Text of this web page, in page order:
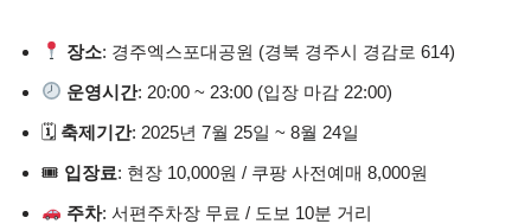
장소: 경주엑스포대공원 (경북 경주시 경감로 614)
운영시간: 20:00 ~ 23:00 (입장 마감 22:00)
🗓 축제기간: 2025년 7월 25일 ~ 8월 24일
🎟 입장료: 현장 10,000원 / 쿠팡 사전예매 8,000원
주차: 서편주차장 무료 / 도보 10분 거리